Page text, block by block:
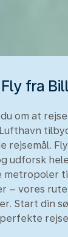
Fly fra
om at
rejsemål.
udforsk
metropoler
– vores
Start din
perfekte